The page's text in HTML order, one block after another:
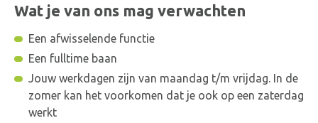
service richting klanten. In deze rol ben jij een essentiële
Word onderdeel van een gedreven team bij een
werkgever die een dynamische werkomgeving biedt,
waar geen dag hetzelfde is! 💪🚜
Wij kijken uit naar jouw komst!
Wat je van ons mag verwachten
Een afwisselende functie
Een fulltime baan
Jouw werkdagen zijn van maandag t/m vrijdag. In de
zomer kan het voorkomen dat je ook op een zaterdag
werkt